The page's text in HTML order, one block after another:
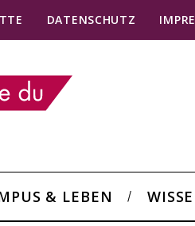
DATENSCHUTZ
& LEBEN